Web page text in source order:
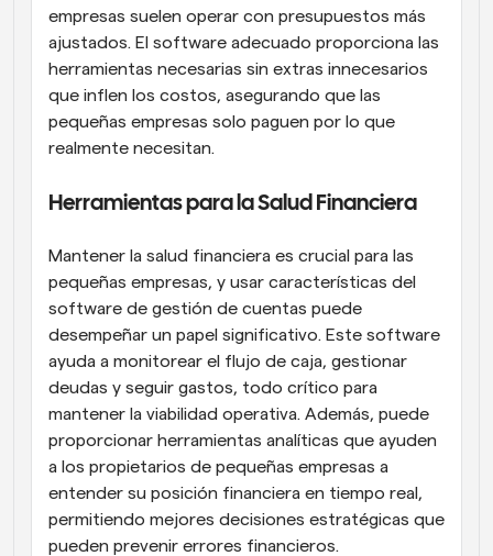
empresas suelen operar con presupuestos más
ajustados. El software adecuado proporciona las
herramientas necesarias sin extras innecesarios
que inflen los costos, asegurando que las
pequeñas empresas solo paguen por lo que
realmente necesitan.
Herramientas para la Salud Financiera
Mantener la salud financiera es crucial para las
pequeñas empresas, y usar características del
software de gestión de cuentas puede
desempeñar un papel significativo. Este software
ayuda a monitorear el flujo de caja, gestionar
deudas y seguir gastos, todo crítico para
mantener la viabilidad operativa. Además, puede
proporcionar herramientas analíticas que ayuden
a los propietarios de pequeñas empresas a
entender su posición financiera en tiempo real,
permitiendo mejores decisiones estratégicas que
pueden prevenir errores financieros.